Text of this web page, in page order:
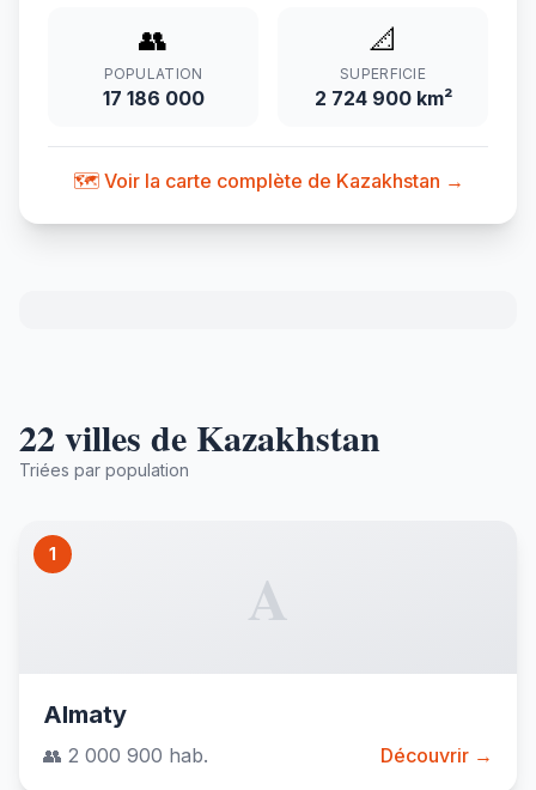
👥
POPULATION
17 186 000
📐
SUPERFICIE
2 724 900 km²
🗺️ Voir la carte complète de Kazakhstan →
22 villes de Kazakhstan
Triées par population
1
A
Almaty
👥 2 000 900 hab. Découvrir →